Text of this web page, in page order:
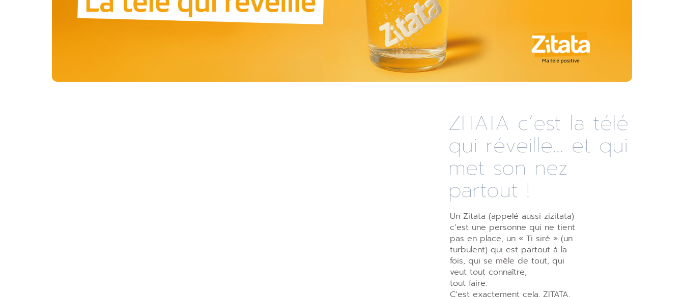
ZITATA c’est la télé
qui réveille... et qui
met son nez
partout !
Un Zitata (appelé aussi zizitata)
c’est une personne qui ne tient
pas en place, un « Ti sirè » (un
turbulent) qui est partout à la
fois, qui se mêle de tout, qui
veut tout connaître,
tout faire.